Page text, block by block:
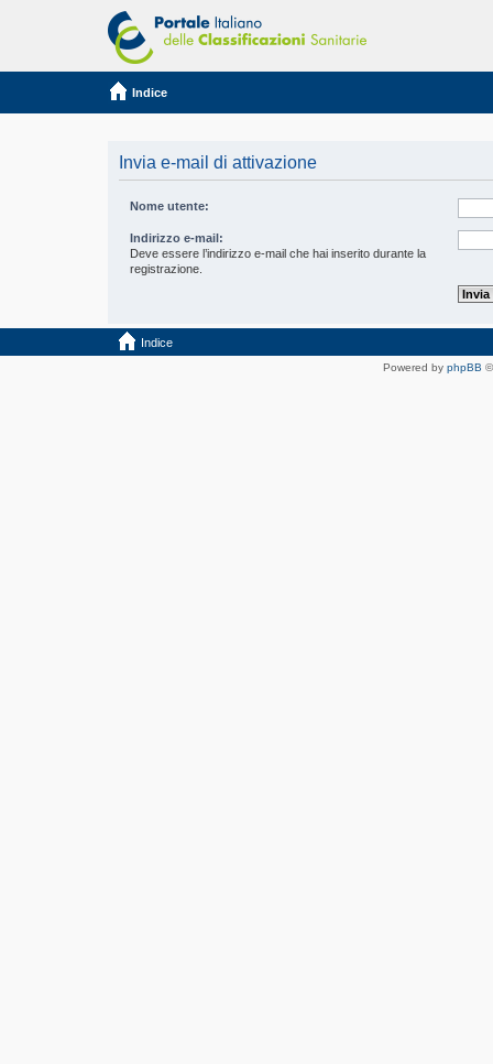
Indice
Invia e-mail di attivazione
Nome utente:
Indirizzo e-mail:
Deve essere l’indirizzo e-mail che hai inserito durante la
registrazione.
Indice
Powered by phpBB